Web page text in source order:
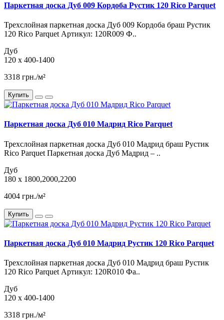
Паркетная доска Дуб 009 Кордоба Рустик 120 Rico Parquet
Трехслойная паркетная доска Дуб 009 Кордоба браш Рустик
120 Rico Parquet Артикул: 120R009 Ф..
Дуб
120 x 400-1400
3318 грн./м²
Купить
Паркетная доска Дуб 010 Мадрид Rico Parquet
Трехслойная паркетная доска Дуб 010 Мадрид браш Рустик
Rico Parquet Паркетная доска Дуб Мадрид – ..
Дуб
180 x 1800,2000,2200
4004 грн./м²
Купить
Паркетная доска Дуб 010 Мадрид Рустик 120 Rico Parquet
Трехслойная паркетная доска Дуб 010 Мадрид браш Рустик
120 Rico Parquet Артикул: 120R010 Фа..
Дуб
120 x 400-1400
3318 грн./м²